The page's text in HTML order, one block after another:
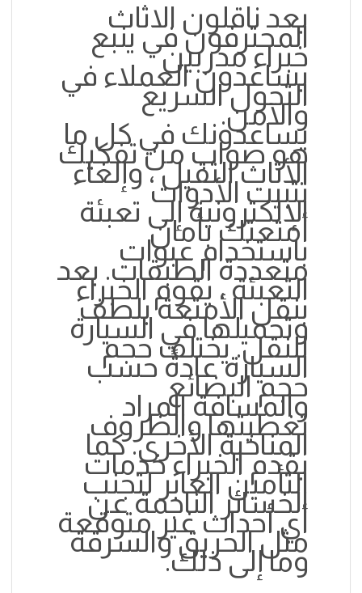
يعد ناقلون الاثاث
المحترفون في ينبع
خبراء مدربين
يساعدون العملاء في
التحول السريع
والآمن.
يساعدونك في كل ما
هو صواب من تفكيك
الأثاث الثقيل ، وإلغاء
تثبيت الأدوات
الإلكترونية إلى تعبئة
أمتعتك بأمان
باستخدام عبوات
متعددة الطبقات. بعد
التعبئة ، يقوم الخبراء
بنقل الأمتعة بلطف
وتحميلها في السيارة
للنقل. يختلف حجم
السيارة عادةً حسب
حجم البضائع
والمسافة المراد
تغطيتها والظروف
المناخية الأخرى. كما
يقدم الخبراء خدمات
التأمين العابر لتجنب
الخسائر الناجمة عن
أي أحداث غير متوقعة
مثل الحريق والسرقة
وما إلى ذلك.